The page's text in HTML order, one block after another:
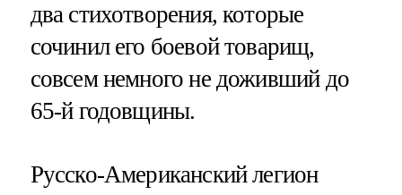
два стихотворения, которые
сочинил его боевой товарищ,
совсем немного не доживший до
65-й годовщины.
Русско-Американский легион